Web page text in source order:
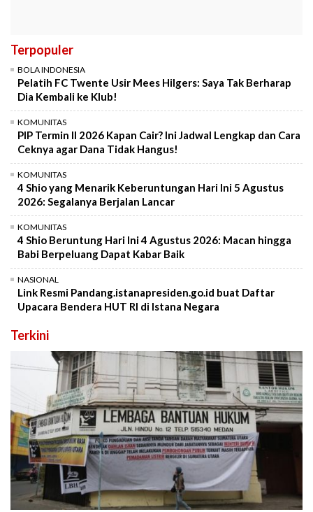
Terpopuler
BOLA INDONESIA
Pelatih FC Twente Usir Mees Hilgers: Saya Tak Berharap
Dia Kembali ke Klub!
KOMUNITAS
PIP Termin II 2026 Kapan Cair? Ini Jadwal Lengkap dan Cara
Ceknya agar Dana Tidak Hangus!
KOMUNITAS
4 Shio yang Menarik Keberuntungan Hari Ini 5 Agustus
2026: Segalanya Berjalan Lancar
KOMUNITAS
4 Shio Beruntung Hari Ini 4 Agustus 2026: Macan hingga
Babi Berpeluang Dapat Kabar Baik
NASIONAL
Link Resmi Pandang.istanapresiden.go.id buat Daftar
Upacara Bendera HUT RI di Istana Negara
Terkini